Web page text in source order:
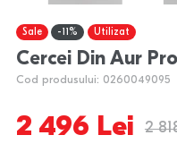
Sale -11% Utilizat
Cercei Din Aur
Cod produsului: 0260049095
2 496 Lei 2